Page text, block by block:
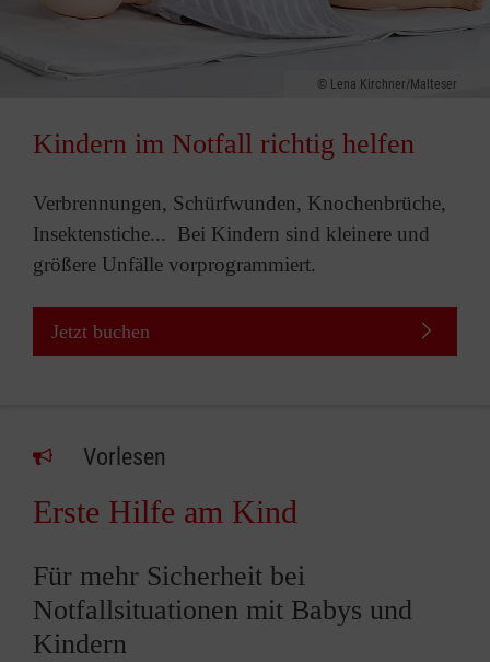
Lena Kirchner/Malteser
Kindern im Notfall richtig helfen
Verbrennungen, Schürfwunden, Knochenbrüche,
Insektenstiche... Bei Kindern sind kleinere und
größere Unfälle vorprogrammiert.
Jetzt buchen
Vorlesen
Erste Hilfe am Kind
Für mehr Sicherheit bei
Notfallsituationen mit Babys und
Kindern